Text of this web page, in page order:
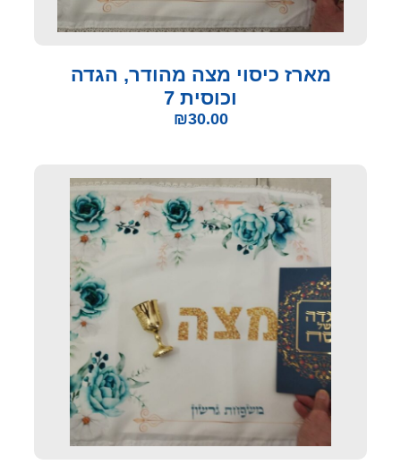
מארז כיסוי מצה מהודר, הגדה
וכוסית 7
₪30.00